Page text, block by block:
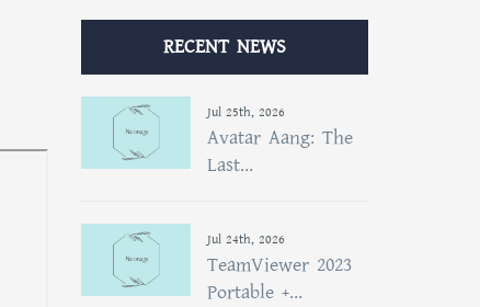
RECENT NEWS
Jul 25th, 2026
Avatar Aang: The
Last...
Jul 24th, 2026
TeamViewer 2023
Portable +...